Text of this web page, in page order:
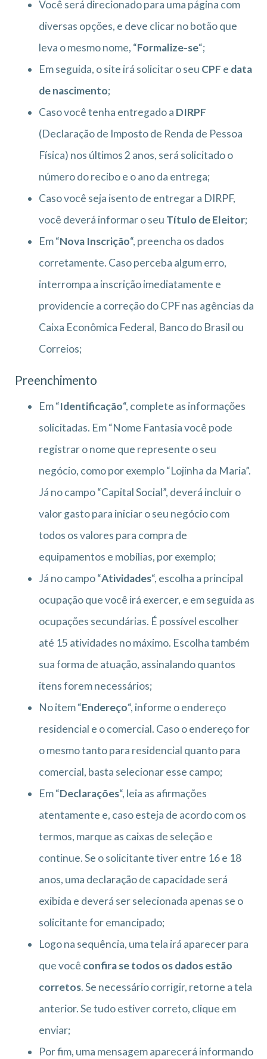
Você será direcionado para uma página com
diversas opções, e deve clicar no botão que
leva o mesmo nome, “Formalize-se“;
Em seguida, o site irá solicitar o seu CPF e data
de nascimento;
Caso você tenha entregado a DIRPF
(Declaração de Imposto de Renda de Pessoa
Física) nos últimos 2 anos, será solicitado o
número do recibo e o ano da entrega;
Caso você seja isento de entregar a DIRPF,
você deverá informar o seu Título de Eleitor;
Em “Nova Inscrição“, preencha os dados
corretamente. Caso perceba algum erro,
interrompa a inscrição imediatamente e
providencie a correção do CPF nas agências da
Caixa Econômica Federal, Banco do Brasil ou
Correios;
Preenchimento
Em “Identificação“, complete as informações
solicitadas. Em “Nome Fantasia você pode
registrar o nome que represente o seu
negócio, como por exemplo “Lojinha da Maria”.
Já no campo “Capital Social”, deverá incluir o
valor gasto para iniciar o seu negócio com
todos os valores para compra de
equipamentos e mobílias, por exemplo;
Já no campo “Atividades“, escolha a principal
ocupação que você irá exercer, e em seguida as
ocupações secundárias. É possível escolher
até 15 atividades no máximo. Escolha também
sua forma de atuação, assinalando quantos
itens forem necessários;
No item “Endereço“, informe o endereço
residencial e o comercial. Caso o endereço for
o mesmo tanto para residencial quanto para
comercial, basta selecionar esse campo;
Em “Declarações“, leia as afirmações
atentamente e, caso esteja de acordo com os
termos, marque as caixas de seleção e
continue. Se o solicitante tiver entre 16 e 18
anos, uma declaração de capacidade será
exibida e deverá ser selecionada apenas se o
solicitante for emancipado;
Logo na sequência, uma tela irá aparecer para
que você confira se todos os dados estão
corretos. Se necessário corrigir, retorne a tela
anterior. Se tudo estiver correto, clique em
enviar;
Por fim, uma mensagem aparecerá informando